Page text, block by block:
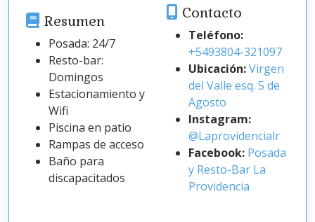
Resumen
Posada: 24/7
Resto-bar:
Domingos
Estacionamiento y
Wifi
Piscina en patio
Rampas de acceso
Baño para
discapacitados
Contacto
Teléfono:
+5493804-321097
Ubicación:Virgen
del Valle esq. 5 de
Agosto
Instagram:
@Laprovidencialr
Facebook: Posada
y Resto-Bar La
Providencia